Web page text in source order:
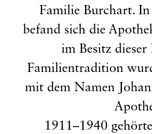
Familie Burchart. In
befand sich die
im Besitz dieser
Familientradition
mit dem Namen
1911–1940